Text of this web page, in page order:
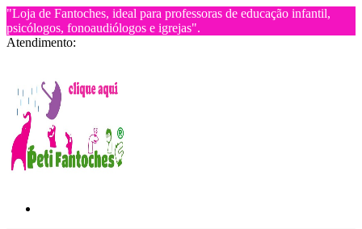
"Loja de Fantoches, ideal para professoras de educação infantil,
psicólogos, fonoaudiólogos e igrejas".
Atendimento: